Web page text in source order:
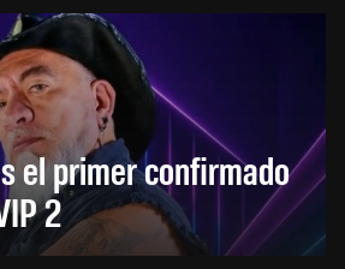
el primer confirmado
2